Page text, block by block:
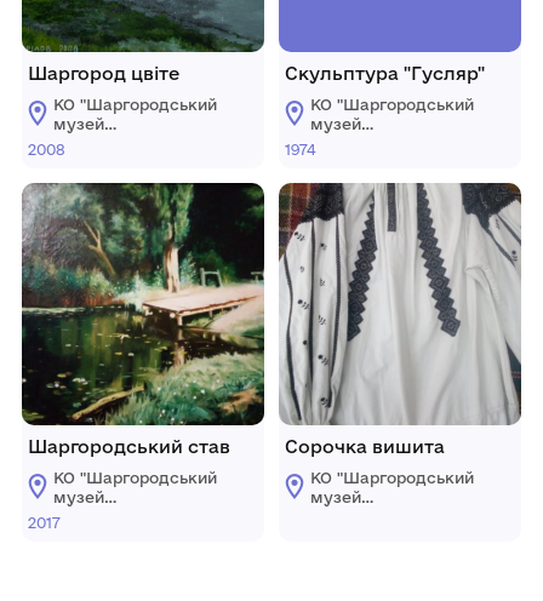
Шаргород цвіте
КО "Шаргородський
музей
образотворчого
Шаргородської
міської ради
2008
Шаргородський став
КО "Шаргородський
музей
образотворчого
2017
Скульптура "Гусляр"
КО "Шаргородський
музей
образотворчого
Шаргородської
міської ради
1974
Сорочка вишита
КО "Шаргородський
музей